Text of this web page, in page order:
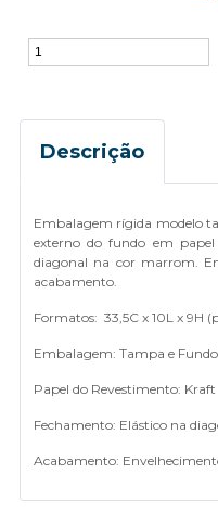
Descrição
Embalagem rígida modelo
externo do fundo em
diagonal na cor marrom.
acabamento.
Formatos: 33,5C x 10L x 9H
Embalagem: Tampa e Fundo
Papel do Revestimento: Kraft
Fechamento: Elástico na
Acabamento: